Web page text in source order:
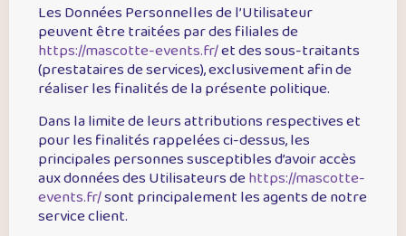
Les Données Personnelles de l’Utilisateur
peuvent être traitées par des filiales de
https://mascotte-events.fr/et des sous-traitants
(prestataires de services), exclusivement afin de
réaliser les finalités de la présente politique.
Dans la limite de leurs attributions respectives et
pour les finalités rappelées ci-dessus, les
principales personnes susceptibles d’avoir accès
aux données des Utilisateurs dehttps://mascotte-
events.fr/sont principalement les agents de notre
service client.